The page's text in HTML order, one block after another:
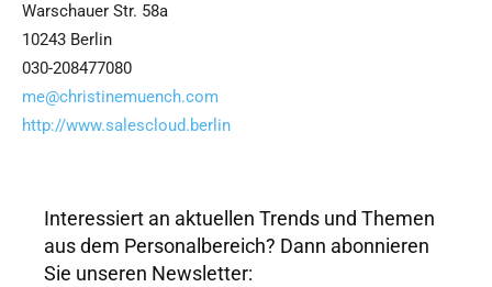
Warschauer Str. 58a
10243 Berlin
030-208477080
me@christinemuench.com
http://www.salescloud.berlin
Interessiert an aktuellen Trends und Themen
aus dem Personalbereich? Dann abonnieren
Sie unseren Newsletter: